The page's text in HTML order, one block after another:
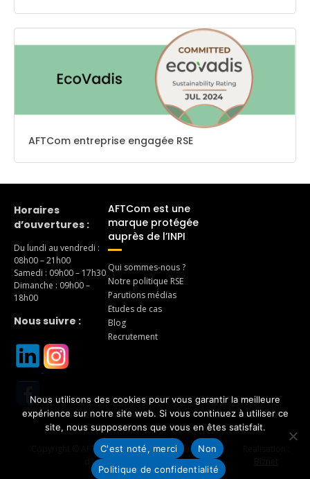
AFTCom entreprise engagée RSE
Horaires
d’ouvertures :
Du lundi au vendredi :
08h00 – 21h00
Samedi : 09h00 – 17h30
Dimanche : 09h00 –
18h00
Nous suivre :
AFTCom est une
marque protégée
auprès de l’INPI
Qui sommes-nous ?
Notre politique RSE
Parutions médias
Etudes de cas
Blog
Recrutement
Nous utilisons des cookies pour vous garantir la meilleure
expérience sur notre site web. Si vous continuez à utiliser ce
site, nous supposerons que vous en êtes satisfait.
C'est noté, merci
Non
Politique de confidentialité
Copyright © AFTCom – Agence de Traduction et
d'Interprétariat 2026